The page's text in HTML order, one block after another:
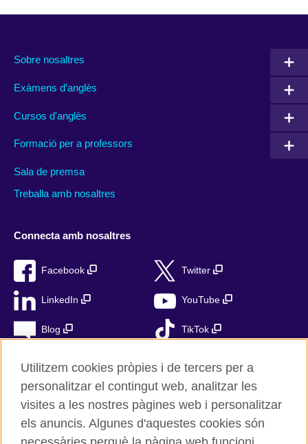
Sobre nosaltres
Exàmens d’anglès
Cursos d'anglès
Formació per a professors
Sala de premsa
Treballa amb nosaltres
Connecta amb nosaltres
Facebook Twitter
LinkedIn YouTube
Blog TikTok
British Council Global
Privacitat
Avís Legal
Utilitzem cookies pròpies i de tercers per a
personalitzar el contingut web, analitzar les
visites a les nostres pàgines web i personalitzar
els anuncis. Algunes d'aquestes cookies són